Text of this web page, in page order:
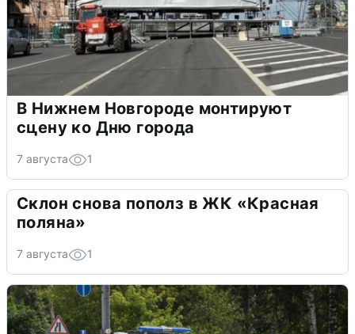
В Нижнем Новгороде монтируют
сцену ко Дню города
7 августа 1
Склон снова пополз в ЖК «Красная
поляна»
7 августа 1